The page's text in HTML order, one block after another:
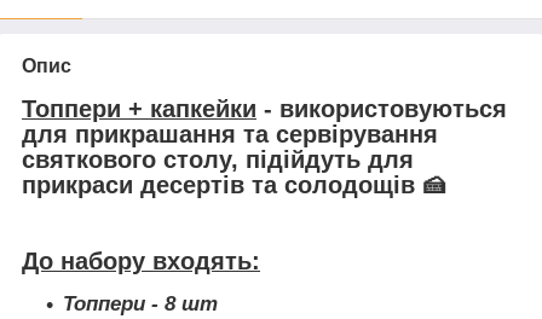
Опис
Топпери + капкейки - використовуються
для прикрашання та сервірування
святкового столу, підійдуть для
прикраси десертів та солодощів 🍰
До набору входять:
Топпери - 8 шт